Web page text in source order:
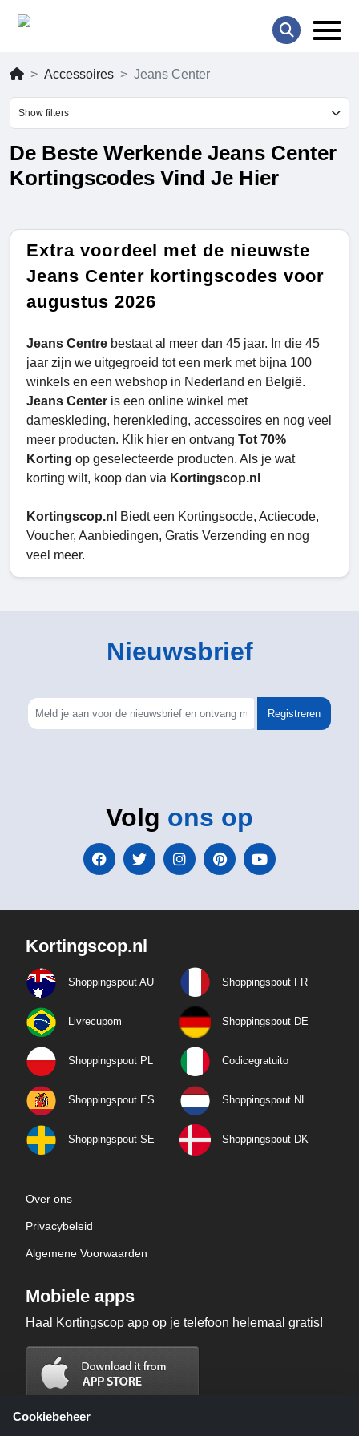
Accessoires Jeans Center
Show filters
De Beste Werkende Jeans Center
Kortingscodes Vind Je Hier
Extra voordeel met de nieuwste
Jeans Center kortingscodes voor
augustus 2026
Jeans Centre bestaat al meer dan 45 jaar. In die 45
jaar zijn we uitgegroeid tot een merk met bijna 100
winkels en een webshop in Nederland en België.
Jeans Center is een online winkel met
dameskleding, herenkleding, accessoires en nog veel
meer producten. Klik hier en ontvang Tot 70%
Korting op geselecteerde producten. Als je wat
korting wilt, koop dan via Kortingscop.nl
Kortingscop.nl
Biedt een Kortingsocde, Actiecode,
Voucher, Aanbiedingen, Gratis Verzending en nog
veel meer.
Nieuwsbrief
Registreren
Volg ons op
Kortingscop.nl
Shoppingspout AU Shoppingspout FR
Livrecupom Shoppingspout DE
Shoppingspout PL Codicegratuito
Shoppingspout ES Shoppingspout NL
Shoppingspout SE Shoppingspout DK
Over ons
Privacybeleid
Algemene Voorwaarden
Mobiele apps
Haal Kortingscop app op je telefoon helemaal gratis!
Cookiebeheer